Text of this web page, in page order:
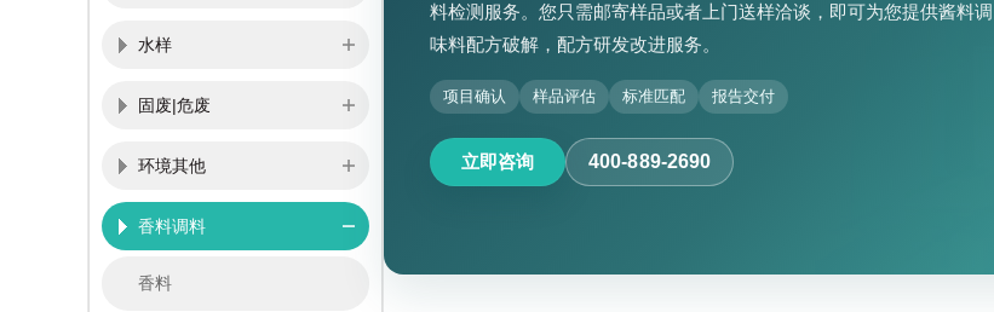
水样
固废|危废
环境其他
香料调料
香料
料检测服务。您只需邮寄样品或者上门送样洽谈，即可为您提供酱料调
味料配方破解，配方研发改进服务。
项目确认 样品评估 标准匹配 报告交付
立即咨询 400-889-2690